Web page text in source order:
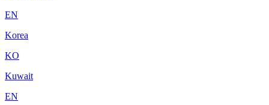
EN
Korea
KO
Kuwait
EN